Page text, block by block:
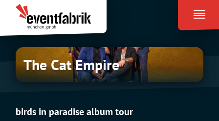
Inhalt
springen
Eventfabrik
München
The
Cat
Empire
The Cat Empire
birds in paradise album tour